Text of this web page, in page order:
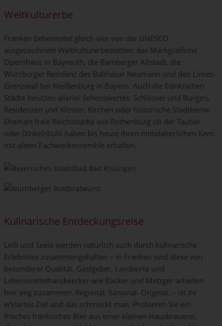
Weltkulturerbe
Franken beheimatet gleich vier von der UNESCO
ausgezeichnete Weltkulturerbestätten: das Markgräfliche
Opernhaus in Bayreuth, die Bamberger Altstadt, die
Würzburger Residenz des Balthasar Neumann und den Limes-
Grenzwall bei Weißenburg in Bayern. Auch die fränkischen
Städte besitzen allerlei Sehenswertes: Schlösser und Burgen,
Residenzen und Klöster, Kirchen oder historische Stadtkerne.
Ehemals freie Reichsstädte wie Rothenburg ob der Tauber
oder Dinkelsbühl haben bis heute ihren mittelalterlichen Kern
mit altem Fachwerkensemble erhalten.
Kulinarische Entdeckungsreise
Leib und Seele werden natürlich auch durch kulinarische
Erlebnisse zusammengehalten – in Franken sind diese von
besonderer Qualität. Gastgeber, Landwirte und
Lebensmittelhandwerker wie Bäcker und Metzger arbeiten
hier eng zusammen. Regional. Saisonal. Original. – ist ihr
erklärtes Ziel und das schmeckt man. Probieren Sie ein
frisches fränkisches Bier aus einer kleinen Hausbrauerei,